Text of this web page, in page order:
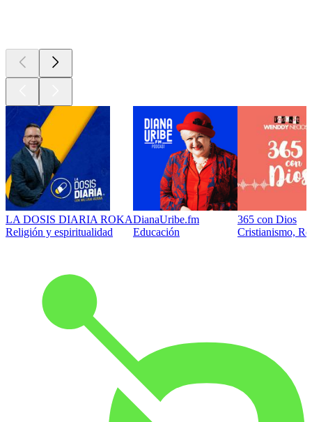
LA DOSIS DIARIA ROKA
Religión y espiritualidad
DianaUribe.fm
Educación
365 con Dios
Cristianismo,